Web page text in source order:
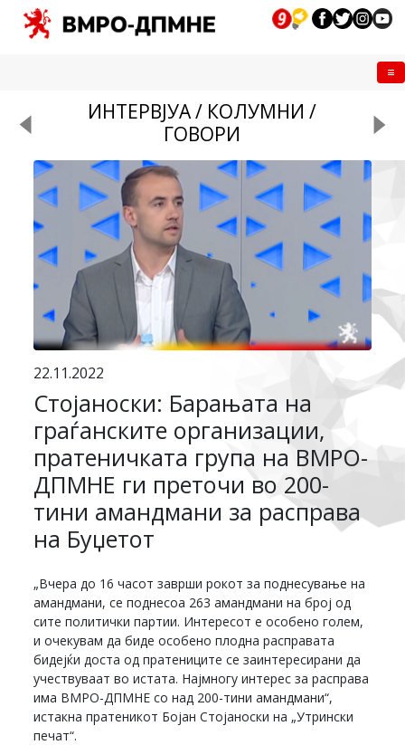
ИНТЕРВЈУА / КОЛУМНИ /
ГОВОРИ
22.11.2022
Стојаноски: Барањата на
граѓанските организации,
пратеничката група на ВМРО-
ДПМНЕ ги преточи во 200-
тини амандмани за расправа
на Буџетот
„Вчера до 16 часот заврши рокот за поднесување на
амандмани, се поднесоа 263 амандмани на број од
сите политички партии. Интересот е особено голем,
и очекувам да биде особено плодна расправата
бидејќи доста од пратениците се заинтересирани да
учествуваат во истата. Најмногу интерес за расправа
има ВМРО-ДПМНЕ со над 200-тини амандмани“,
истакна пратеникот Бојан Стојаноски на „Утрински
печат“.